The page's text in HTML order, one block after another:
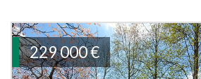
229 000€